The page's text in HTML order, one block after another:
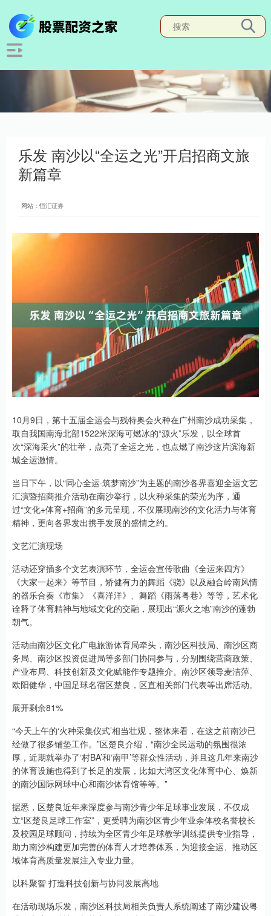
乐发 南沙以“全运之光”开启招商文旅
新篇章
网站：恒汇证券
10月9日，第十五届全运会与残特奥会火种在广州南沙成功采集，
取自我国南海北部1522米深海可燃冰的“源火”乐发，以全球首
次“深海采火”的壮举，点亮了全运之光，也点燃了南沙这片滨海新
城全运激情。
当日下午，以“同心全运·筑梦南沙”为主题的南沙各界喜迎全运文艺
汇演暨招商推介活动在南沙举行，以火种采集的荣光为序，通
过“文化+体育+招商”的多元呈现，不仅展现南沙的文化活力与体育
精神，更向各界发出携手发展的盛情之约。
文艺汇演现场
活动还穿插多个文艺表演环节，全运会宣传歌曲《全运来四方》
《大家一起来》等节目，矫健有力的舞蹈《骁》以及融合岭南风情
的器乐合奏《市集》《喜洋洋》、舞蹈《雨落粤巷》等等，艺术化
诠释了体育精神与地域文化的交融，展现出“源火之地”南沙的蓬勃
朝气。
活动由南沙区文化广电旅游体育局牵头，南沙区科技局、南沙区商
务局、南沙区投资促进局等多部门协同参与，分别围绕营商政策、
产业布局、科技创新及文化赋能作专题推介。南沙区领导麦洁萍、
欧阳健华，中国足球名宿区楚良，区直相关部门代表等出席活动。
展开剩余81%
“今天上午的‘火种采集仪式’相当壮观，整体来看，在这之前南沙已
经做了很多铺垫工作。”区楚良介绍，“南沙全民运动的氛围很浓
厚，近期就举办了‘村BA’和‘南甲’等群众性活动，并且这几年来南沙
的体育设施也得到了长足的发展，比如大湾区文化体育中心、焕新
的南沙国际网球中心和南沙体育馆等等。”
据悉，区楚良近年来深度参与南沙青少年足球事业发展，不仅成
立“区楚良足球工作室”，更受聘为南沙区青少年业余体校名誉校长
及校园足球顾问，持续为全区青少年足球教学训练提供专业指导，
助力南沙构建更加完善的体育人才培养体系，为迎接全运、推动区
域体育高质量发展注入专业力量。
以科聚智 打造科技创新与协同发展高地
在活动现场乐发，南沙区科技局相关负责人系统阐述了南沙建设粤